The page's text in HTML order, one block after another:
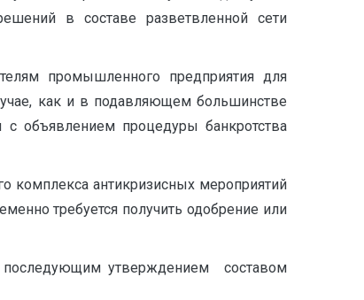
в составе разветвленной сети
промышленного предприятия для
как и в подавляющем большинстве
объявлением процедуры банкротства
комплекса антикризисных мероприятий
требуется получить одобрение или
последующим утверждением составом